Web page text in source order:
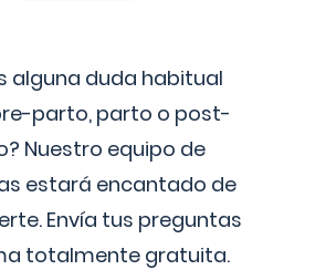
alguna duda habitual
parto, parto o post-
Nuestro equipo de
estará encantado de
Envía tus preguntas
totalmente gratuita.